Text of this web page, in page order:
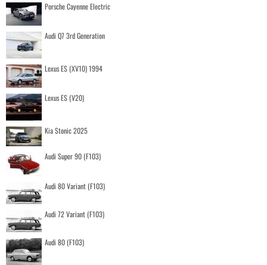
Porsche Cayenne Electric
Audi Q7 3rd Generation
Lexus ES (XV10) 1994
Lexus ES (V20)
Kia Stonic 2025
Audi Super 90 (F103)
Audi 80 Variant (F103)
Audi 72 Variant (F103)
Audi 80 (F103)